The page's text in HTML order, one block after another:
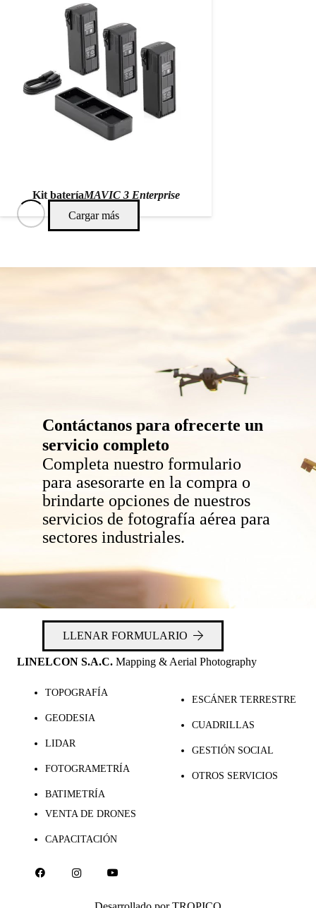
Kit bateríaMAVIC 3 Enterprise
Cargar más
Contáctanos para ofrecerte un
servicio completo
Completa nuestro formulario
para asesorarte en la compra o
brindarte opciones de nuestros
servicios de fotografía aérea para
sectores industriales.
LLENAR FORMULARIO
LINELCON S.A.C. Mapping & Aerial Photography
TOPOGRAFÍA
GEODESIA
LIDAR
FOTOGRAMETRÍA
BATIMETRÍA
ESCÁNER TERRESTRE
CUADRILLAS
GESTIÓN SOCIAL
OTROS SERVICIOS
VENTA DE DRONES
CAPACITACIÓN